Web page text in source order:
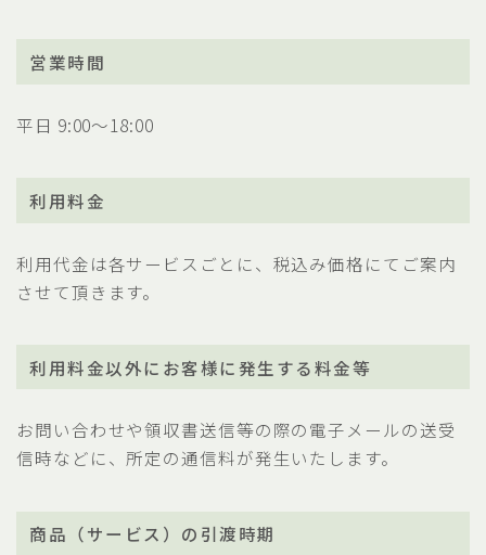
営業時間
平日 9:00～18:00
利用料金
利用代金は各サービスごとに、税込み価格にてご案内
させて頂きます。
利用料金以外にお客様に発生する料金等
お問い合わせや領収書送信等の際の電子メールの送受
信時などに、所定の通信料が発生いたします。
商品（サービス）の引渡時期